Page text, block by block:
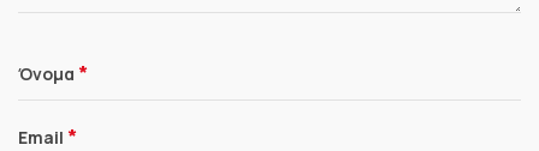
Όνομα *
Email *